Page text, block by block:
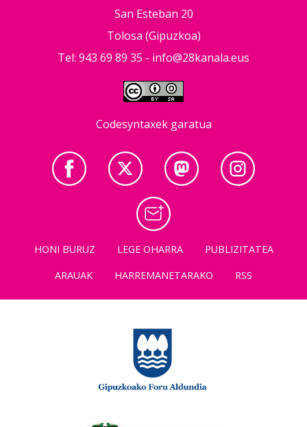
San Esteban 20
Tolosa (Gipuzkoa)
Tel: 943 69 89 35 - info@28kanala.eus
Codesyntaxek garatua
HONI BURUZ LEGE OHARRA
PUBLIZITATEA
ARAUAK
HARREMANETARAKO RSS